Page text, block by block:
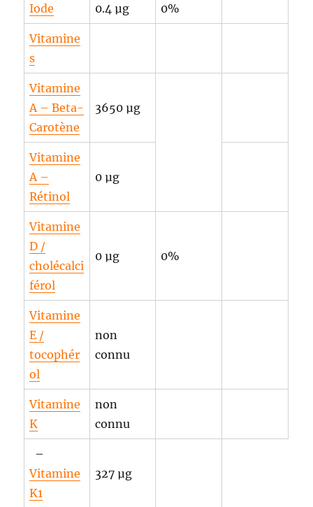
Iode 0.4 µg 0%
Vitamine
s
Vitamine
A – Beta-
Carotène
3650 µg
Vitamine
A –
Rétinol
0 µg
Vitamine
D /
cholécalci
férol
0 µg 0%
Vitamine
E /
tocophér
ol
non
connu
Vitamine
K
non
connu
–
Vitamine
K1
327 µg